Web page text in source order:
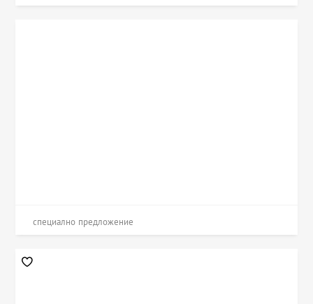
специално предложение